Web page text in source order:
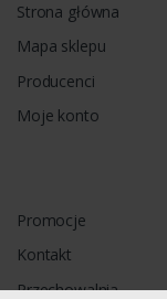
Strona główna
Mapa sklepu
Producenci
Moje konto
Promocje
Kontakt
Przechowalnia